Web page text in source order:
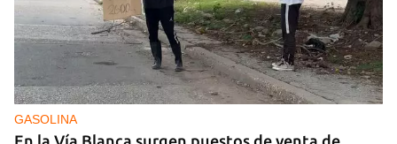
GASOLINA
En la Vía Blanca surgen puestos de venta de